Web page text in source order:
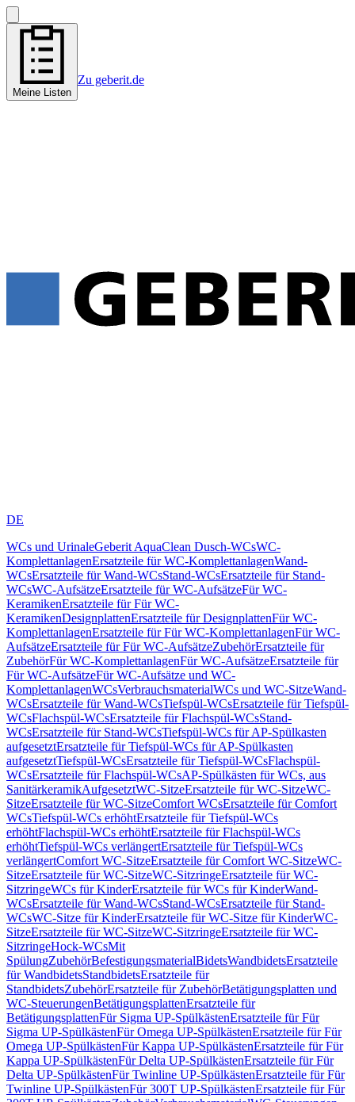
Meine Listen
Zu geberit.de
DE
WCs und UrinaleGeberit AquaClean Dusch-WCsWC-
KomplettanlagenErsatzteile für WC-KomplettanlagenWand-
WCsErsatzteile für Wand-WCsStand-WCsErsatzteile für Stand-
WCsWC-AufsätzeErsatzteile für WC-AufsätzeFür WC-
KeramikenErsatzteile für Für WC-
KeramikenDesignplattenErsatzteile für DesignplattenFür WC-
KomplettanlagenErsatzteile für Für WC-KomplettanlagenFür WC-
AufsätzeErsatzteile für Für WC-AufsätzeZubehörErsatzteile für
ZubehörFür WC-KomplettanlagenFür WC-AufsätzeErsatzteile für
Für WC-AufsätzeFür WC-Aufsätze und WC-
KomplettanlagenWCsVerbrauchsmaterialWCs und WC-SitzeWand-
WCsErsatzteile für Wand-WCsTiefspül-WCsErsatzteile für Tiefspül-
WCsFlachspül-WCsErsatzteile für Flachspül-WCsStand-
WCsErsatzteile für Stand-WCsTiefspül-WCs für AP-Spülkasten
aufgesetztErsatzteile für Tiefspül-WCs für AP-Spülkasten
aufgesetztTiefspül-WCsErsatzteile für Tiefspül-WCsFlachspül-
WCsErsatzteile für Flachspül-WCsAP-Spülkästen für WCs, aus
SanitärkeramikAufgesetztWC-SitzeErsatzteile für WC-SitzeWC-
SitzeErsatzteile für WC-SitzeComfort WCsErsatzteile für Comfort
WCsTiefspül-WCs erhöhtErsatzteile für Tiefspül-WCs
erhöhtFlachspül-WCs erhöhtErsatzteile für Flachspül-WCs
erhöhtTiefspül-WCs verlängertErsatzteile für Tiefspül-WCs
verlängertComfort WC-SitzeErsatzteile für Comfort WC-SitzeWC-
SitzeErsatzteile für WC-SitzeWC-SitzringeErsatzteile für WC-
SitzringeWCs für KinderErsatzteile für WCs für KinderWand-
WCsErsatzteile für Wand-WCsStand-WCsErsatzteile für Stand-
WCsWC-Sitze für KinderErsatzteile für WC-Sitze für KinderWC-
SitzeErsatzteile für WC-SitzeWC-SitzringeErsatzteile für WC-
SitzringeHock-WCsMit
SpülungZubehörBefestigungsmaterialBidetsWandbidetsErsatzteile
für WandbidetsStandbidetsErsatzteile für
StandbidetsZubehörErsatzteile für ZubehörBetätigungsplatten und
WC-SteuerungenBetätigungsplattenErsatzteile für
BetätigungsplattenFür Sigma UP-SpülkästenErsatzteile für Für
Sigma UP-SpülkästenFür Omega UP-SpülkästenErsatzteile für Für
Omega UP-SpülkästenFür Kappa UP-SpülkästenErsatzteile für Für
Kappa UP-SpülkästenFür Delta UP-SpülkästenErsatzteile für Für
Delta UP-SpülkästenFür Twinline UP-SpülkästenErsatzteile für Für
Twinline UP-SpülkästenFür 300T UP-SpülkästenErsatzteile für Für